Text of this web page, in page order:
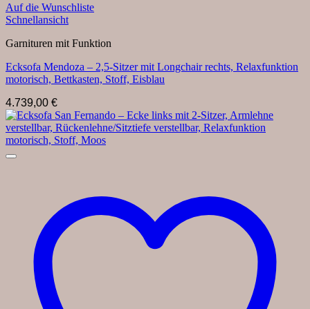
Auf die Wunschliste
Schnellansicht
Garnituren mit Funktion
Ecksofa Mendoza – 2,5-Sitzer mit Longchair rechts, Relaxfunktion
motorisch, Bettkasten, Stoff, Eisblau
4.739,00 €